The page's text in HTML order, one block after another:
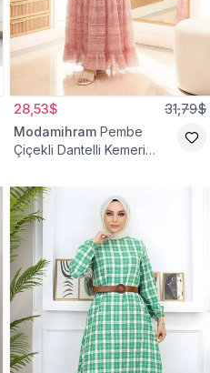
28,53$ 31,79$
Modamihram Pembe
Çiçekli Dantelli Kemeri